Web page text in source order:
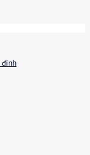
đình